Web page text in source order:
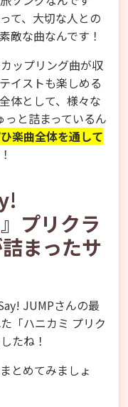
て、大切な人との
敵な曲なんです！
ップリング曲が収
イストも楽しめる
体として、様々な
と詰まっているん
楽曲全体を通して
プリクラ
まったサ
JUMPさんの最
「ハニカミ プリク
たね！
とめてみましょ